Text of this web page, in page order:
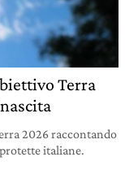
Terra
2026 raccontando
italiane.